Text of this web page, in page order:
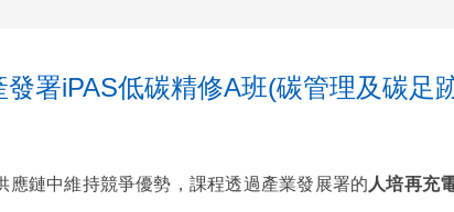
署iPAS低碳精修A班(碳管理及碳足
鏈中維持競爭優勢，課程透過產業發展署的 人培再充